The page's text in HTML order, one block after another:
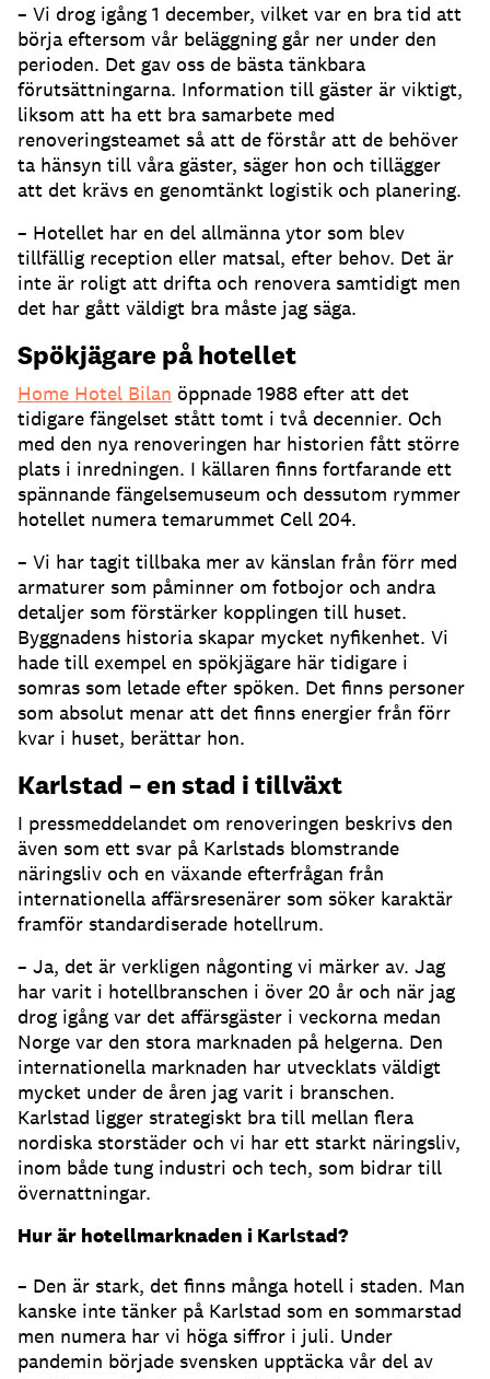
– Vi drog igång 1 december, vilket var en bra tid att
börja eftersom vår beläggning går ner under den
perioden. Det gav oss de bästa tänkbara
förutsättningarna. Information till gäster är viktigt,
liksom att ha ett bra samarbete med
renoveringsteamet så att de förstår att de behöver
ta hänsyn till våra gäster, säger hon och tillägger
att det krävs en genomtänkt logistik och planering.
– Hotellet har en del allmänna ytor som blev
tillfällig reception eller matsal, efter behov. Det är
inte är roligt att drifta och renovera samtidigt men
det har gått väldigt bra måste jag säga.
Spökjägare på hotellet
Home Hotel Bilan öppnade 1988 efter att det
tidigare fängelset stått tomt i två decennier. Och
med den nya renoveringen har historien fått större
plats i inredningen. I källaren finns fortfarande ett
spännande fängelsemuseum och dessutom rymmer
hotellet numera temarummet Cell 204.
– Vi har tagit tillbaka mer av känslan från förr med
armaturer som påminner om fotbojor och andra
detaljer som förstärker kopplingen till huset.
Byggnadens historia skapar mycket nyfikenhet. Vi
hade till exempel en spökjägare här tidigare i
somras som letade efter spöken. Det finns personer
som absolut menar att det finns energier från förr
kvar i huset, berättar hon.
Karlstad – en stad i tillväxt
I pressmeddelandet om renoveringen beskrivs den
även som ett svar på Karlstads blomstrande
näringsliv och en växande efterfrågan från
internationella affärsresenärer som söker karaktär
framför standardiserade hotellrum.
– Ja, det är verkligen någonting vi märker av. Jag
har varit i hotellbranschen i över 20 år och när jag
drog igång var det affärsgäster i veckorna medan
Norge var den stora marknaden på helgerna. Den
internationella marknaden har utvecklats väldigt
mycket under de åren jag varit i branschen.
Karlstad ligger strategiskt bra till mellan flera
nordiska storstäder och vi har ett starkt näringsliv,
inom både tung industri och tech, som bidrar till
övernattningar.
Hur är hotellmarknaden i Karlstad?
– Den är stark, det finns många hotell i staden. Man
kanske inte tänker på Karlstad som en sommarstad
men numera har vi höga siffror i juli. Under
pandemin började svensken upptäcka vår del av